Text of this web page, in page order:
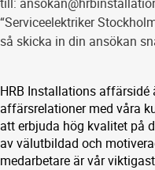
“Serviceelektriker
så skicka in din ansökan
HRB Installations
affärsrelationer med våra
att erbjuda hög kvalitet på
av välutbildad och
medarbetare är vår